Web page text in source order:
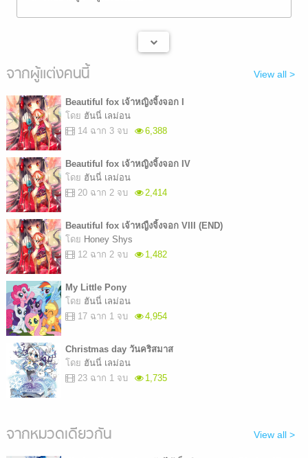
จากผู้แต่งคนนี้ View all >
Beautiful fox เจ้าหญิงจิ้งจอก I
โดย ฮันนี่ เลม่อน
14 ฉาก 3 จบ
6,388
Beautiful fox เจ้าหญิงจิ้งจอก IV
โดย ฮันนี่ เลม่อน
20 ฉาก 2 จบ
2,414
Beautiful fox เจ้าหญืงจิ้งจอก VIII (END)
โดย Honey Shys
12 ฉาก 2 จบ
1,482
My Little Pony
โดย ฮันนี่ เลม่อน
17 ฉาก 1 จบ
4,954
Christmas day วันคริสมาส
โดย ฮันนี่ เลม่อน
23 ฉาก 1 จบ
1,735
จากหมวดเดียวกัน View all >